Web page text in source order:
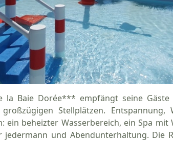
la Baie Dorée*** empfängt seine
Stellplätzen. Entspannung,
ein beheizter Wasserbereich, ein Spa mit
jedermann und Abendunterhaltung. Die